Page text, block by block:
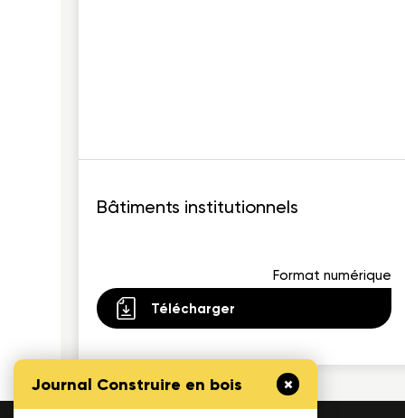
Journal Construire en bois
Bâtiments institutionnels
Format numérique
Télécharger